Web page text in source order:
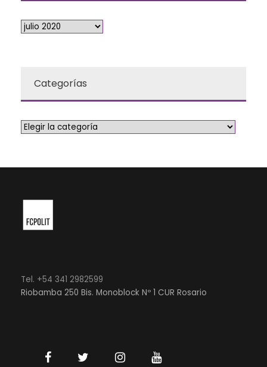
Categorías
Tel. +54 341 2982599
Riobamba 250 Bis. Monoblock Nº 1 CUR Rosario